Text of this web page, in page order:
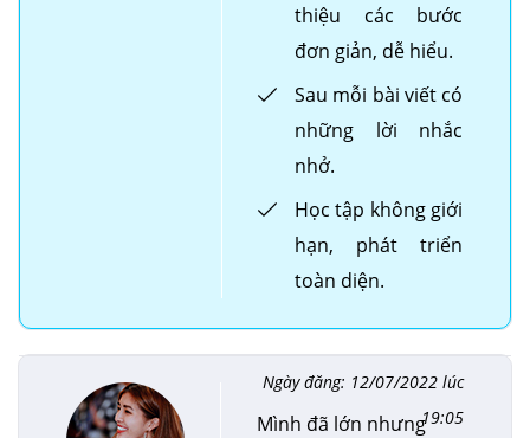
thiệu các bước
đơn giản, dễ hiểu.
Sau mỗi bài viết có
những lời nhắc
nhở.
Học tập không giới
hạn, phát triển
toàn diện.
Ngày đăng: 12/07/2022 lúc
19:05
Mình đã lớn nhưng